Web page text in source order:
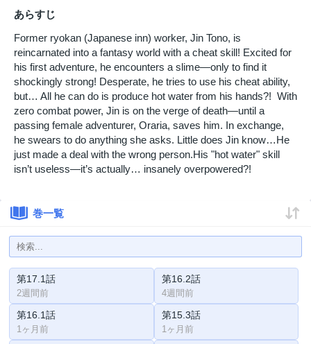
あらすじ
Former ryokan (Japanese inn) worker, Jin Tono, is
reincarnated into a fantasy world with a cheat skill! Excited for
his first adventure, he encounters a slime—only to find it
shockingly strong! Desperate, he tries to use his cheat ability,
but… All he can do is produce hot water from his hands?! With
zero combat power, Jin is on the verge of death—until a
passing female adventurer, Oraria, saves him. In exchange,
he swears to do anything she asks. Little does Jin know…He
just made a deal with the wrong person.His "hot water" skill
isn’t useless—it’s actually… insanely overpowered?!
巻一覧
第17.1話
2週間前
第16.2話
4週間前
第16.1話
1ヶ月前
第15.3話
1ヶ月前